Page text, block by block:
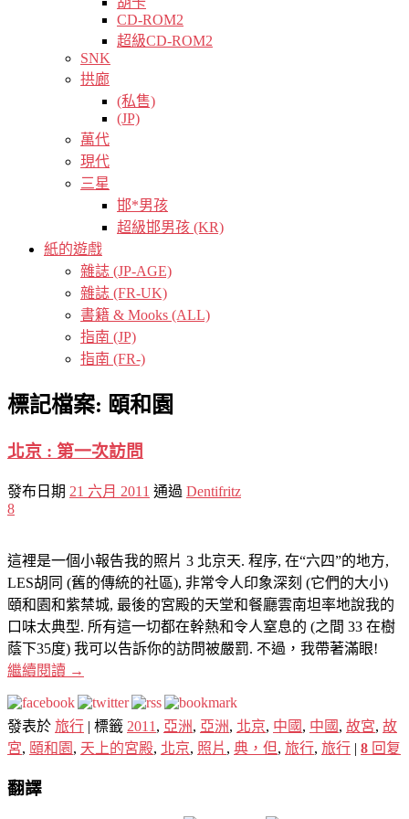
CD-ROM2
超級CD-ROM2
SNK
拱廊
(私售)
(JP)
萬代
現代
三星
邯*男孩
超級邯男孩 (KR)
紙的遊戲
雜誌 (JP-AGE)
雜誌 (FR-UK)
書籍 & Mooks (ALL)
指南 (JP)
指南 (FR-)
標記檔案: 頤和園
北京 : 第一次訪問
發布日期 21 六月 2011 通過 Dentifritz
8
這裡是一個小報告我的照片 3 北京天. 程序, 在“六四”的地方,
LES胡同 (舊的傳統的社區), 非常令人印象深刻 (它們的大小)
頤和園和紫禁城, 最後的宮殿的天堂和餐廳雲南坦率地說我的
口味太典型. 所有這一切都在幹熱和令人窒息的 (之間 33 在樹
蔭下35度) 我可以告訴你的訪問被嚴罰. 不過，我帶著滿眼!
繼續閱讀 →
發表於 旅行 | 標籤 2011 , 亞洲, 亞洲, 北京, 中國 , 中國 , 故宮, 故
宮, 頤和園 , 天上的宮殿, 北京, 照片 , 典，但, 旅行, 旅行 | 8 回复
翻譯